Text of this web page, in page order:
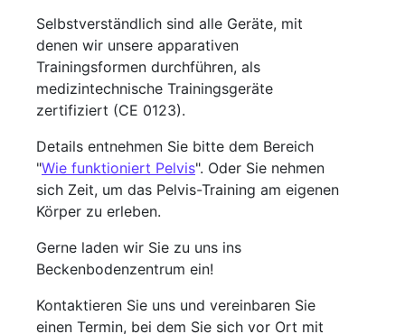
Selbstverständlich sind alle Geräte, mit
denen wir unsere apparativen
Trainingsformen durchführen, als
medizintechnische Trainingsgeräte
zertifiziert (CE 0123).
Details entnehmen Sie bitte dem Bereich
"Wie funktioniert Pelvis". Oder Sie nehmen
sich Zeit, um das Pelvis-Training am eigenen
Körper zu erleben.
Gerne laden wir Sie zu uns ins
Beckenbodenzentrum ein!
Kontaktieren Sie uns und vereinbaren Sie
einen Termin, bei dem Sie sich vor Ort mit